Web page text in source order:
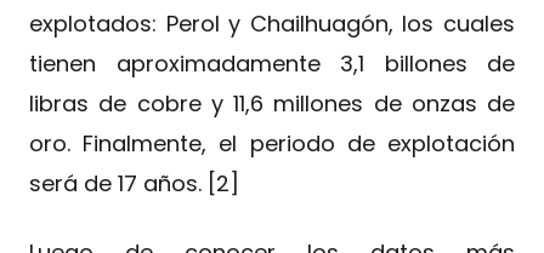
explotados: Perol y Chailhuagón, los cuales
tienen aproximadamente 3,1 billones de
libras de cobre y 11,6 millones de onzas de
oro. Finalmente, el periodo de explotación
será de 17 años. [2]